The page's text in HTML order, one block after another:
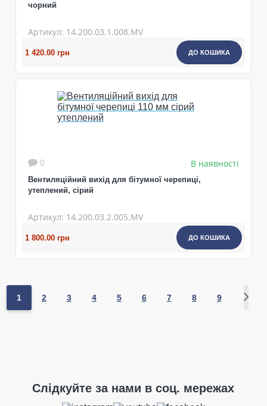
чорний
Артикул: 14.200.03.1.008.MV
1 420.00 грн ДО КОШИКА
0 В наявності
Вентиляційний вихід для бітумної черепиці,
утеплений, cірий
Артикул: 14.200.03.2.005.MV
1 800.00 грн ДО КОШИКА
1 2 3 4 5 6 7 8 9
Слідкуйте за нами в соц. мережах